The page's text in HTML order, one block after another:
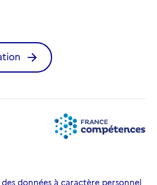
données à caractère personnel